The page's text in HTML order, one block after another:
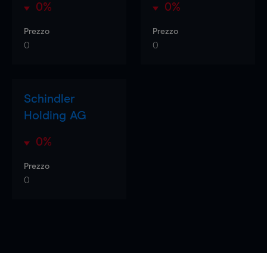
0%
Prezzo
0
0%
Prezzo
0
Schindler
Holding AG
0%
Prezzo
0